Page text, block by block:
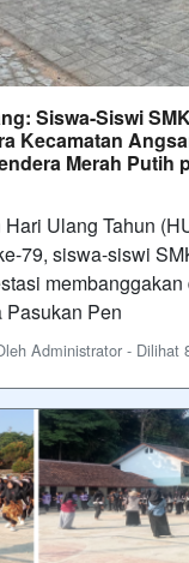
Siswa-Siswi
Kecamatan
Merah Putih
Ulang Tahun
79, siswa-siswi
membanggakan
Pasukan Pen
Administrator - Dilihat